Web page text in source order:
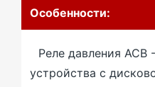
Особенности:
Реле давления ACB
устройства с